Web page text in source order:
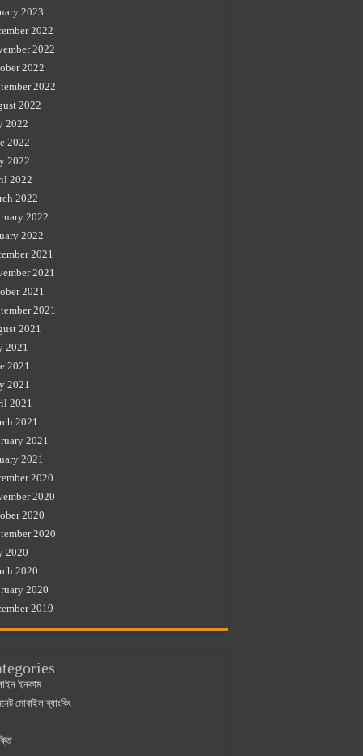
2023
2022
2022
2022
2022
2022
2022
2022
2022
2022
2022
2022
2022
2021
2021
2021
2021
2021
2021
2021
2021
2021
2021
2021
2021
2020
2020
2020
2020
2020
2020
2020
2019
ইনকাম
মোবাইল ব্যাংকিং